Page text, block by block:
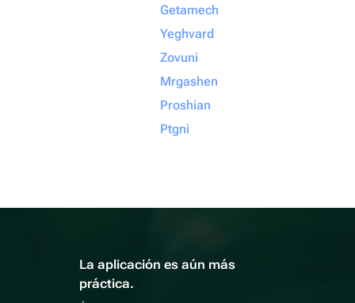
Getamech
Yeghvard
Zovuni
Mrgashen
Proshian
Ptgni
La aplicación es aún más
práctica.